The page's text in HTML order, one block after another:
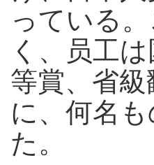
っている
く、员工
等賞、省
に、何名
た。